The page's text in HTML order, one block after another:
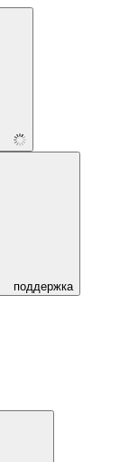
поддержка